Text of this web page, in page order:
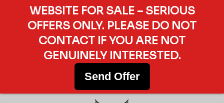
WEBSITE FOR SALE – SERIOUS
OFFERS ONLY. PLEASE DO NOT
CONTACT IF YOU ARE NOT
GENUINELY INTERESTED.
Send Offer